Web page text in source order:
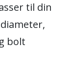
til din
bolt